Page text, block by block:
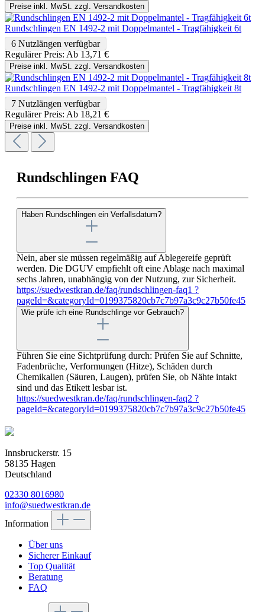
Preise inkl. MwSt. zzgl. Versandkosten
Rundschlingen EN 1492-2 mit Doppelmantel - Tragfähigkeit 6t
6 Nutzlängen verfügbar
Regulärer Preis: Ab 13,71 €
Preise inkl. MwSt. zzgl. Versandkosten
Rundschlingen EN 1492-2 mit Doppelmantel - Tragfähigkeit 8t
7 Nutzlängen verfügbar
Regulärer Preis: Ab 18,21 €
Preise inkl. MwSt. zzgl. Versandkosten
Rundschlingen FAQ
Haben Rundschlingen ein Verfallsdatum?
Nein, aber sie müssen regelmäßig auf Ablegereife geprüft
werden. Die DGUV empfiehlt oft eine Ablage nach maximal
sechs Jahren, unabhängig von der Nutzung, zur Sicherheit.
https://suedwestkran.de/faq/rundschlingen-faq1 ?
pageId=&categoryId=0199375820cb7c7b97a3c9c27b50fe45
Wie prüfe ich eine Rundschlinge vor Gebrauch?
Führen Sie eine Sichtprüfung durch: Prüfen Sie auf Schnitte,
Fadenbrüche, Verformungen (Hitze), Schäden durch
Chemikalien (Säuren, Laugen), prüfen Sie, ob Nähte intakt
sind und das Etikett lesbar ist.
https://suedwestkran.de/faq/rundschlingen-faq2 ?
pageId=&categoryId=0199375820cb7c7b97a3c9c27b50fe45
Innsbruckerstr. 15
58135 Hagen
Deutschland
02330 8016980
info@suedwestkran.de
Information
Über uns
Sicherer Einkauf
Top Qualität
Beratung
FAQ